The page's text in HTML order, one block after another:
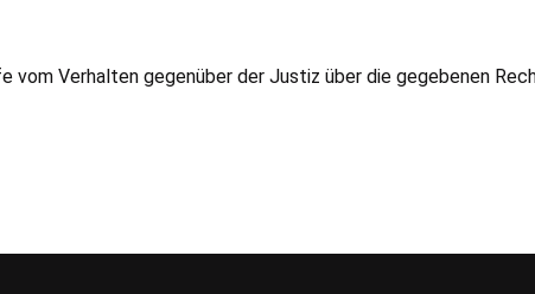
Verhalten gegenüber der Justiz über die gegebenen